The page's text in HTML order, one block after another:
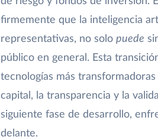
firmemente que la inteligencia
representativas, no solo puede
público en general. Esta
tecnologías más
capital, la transparencia y la
siguiente fase de desarrollo,
delante.